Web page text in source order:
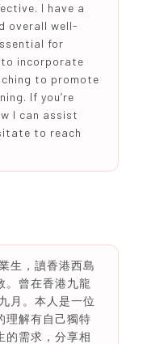
I have a
overall well-
for
to incorporate
to promote
If you’re
I can assist
to reach
生，讀香港西島
。曾在香港九龍
月。本人是一位
理解有自己獨特
的需求，分享相